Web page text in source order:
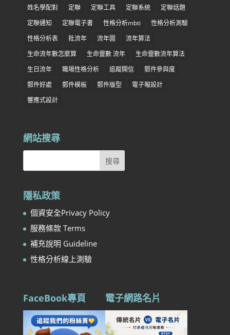
姓名學配對
定聯 定聯工具 定聯系統
定聯話題
定聯通知
定聯電子書 性格分析mbti
性格分析測驗
性格分析表
批流年 流年圖
流年算法
生命流年數怎麼算
生命靈數 流年
生命靈數流年算法
生日流年
職場性格分析 追蹤開信
郵件參與度
郵件好處
郵件模板 郵件版型
電子報設計
響應式設計
網站搜尋
隱私政策
個資安全Privacy Policy
服務條款 Terms
補充說明 Guideline
性格分析線上測驗
FaceBook專頁 電子網路名片